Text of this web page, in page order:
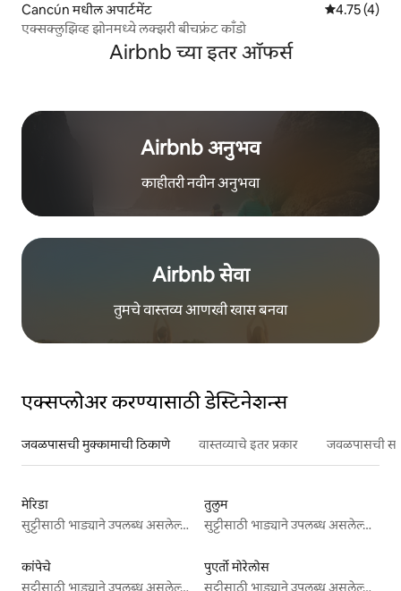
Cancún मधील अपार्टमेंट 5 पैकी 4.75
4.75 (4)
एक्सक्लुझिव्ह झोनमध्ये लक्झरी बीचफ्रंट काँडो
Airbnb च्या इतर ऑफर्स
Airbnb अनुभव
काहीतरी नवीन अनुभवा
Airbnb सेवा
तुमचे वास्तव्य आणखी खास बनवा
एक्सप्लोअर करण्यासाठी डेस्टिनेशन्स
जवळपासची मुक्कामाची ठिकाणे वास्तव्याचे इतर प्रकार जवळपासची
मेरिडा
सुट्टीसाठी भाड्याने उपलब्ध असलेल्या जागा
तुलुम
सुट्टीसाठी भाड्याने उपलब्ध असलेल्या जागा
कांपेचे
सुट्टीसाठी भाड्याने उपलब्ध असलेल्या जागा
पुएर्तो मोरेलोस
सुट्टीसाठी भाड्याने उपलब्ध असलेल्या जागा